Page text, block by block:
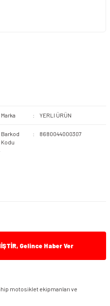
Marka YERLI ÜRÜN
Barkod
Kodu
8680044000307
Gelince Haber Ver
motosiklet ekipmanları ve